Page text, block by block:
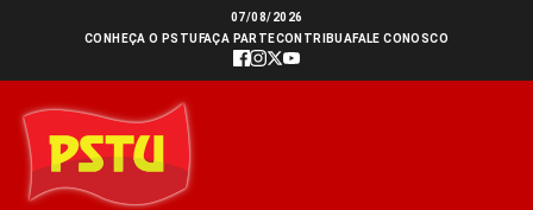
conteúdo
07/08/2026
CONHEÇA O PSTU FAÇA PARTECONTRIBUAFALE CONOSCO